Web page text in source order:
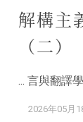
解構主
（二）
... 言與翻譯
2026年05月